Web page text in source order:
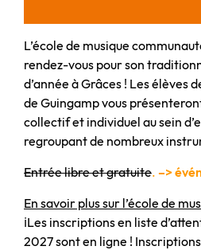
L’école de musique
rendez-vous pour son
d’année à Grâces ! Les élèves
de Guingamp vous
collectif et individuel au sein
regroupant de nombreux
Entrée libre et gratuite. –>
En savoir plus sur l’école de
ℹ️Les inscriptions en liste
2027 sont en ligne ! Inscriptions